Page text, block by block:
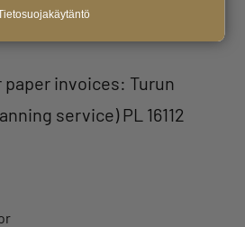
(Apix
paper invoices: Turun
service) PL 16112